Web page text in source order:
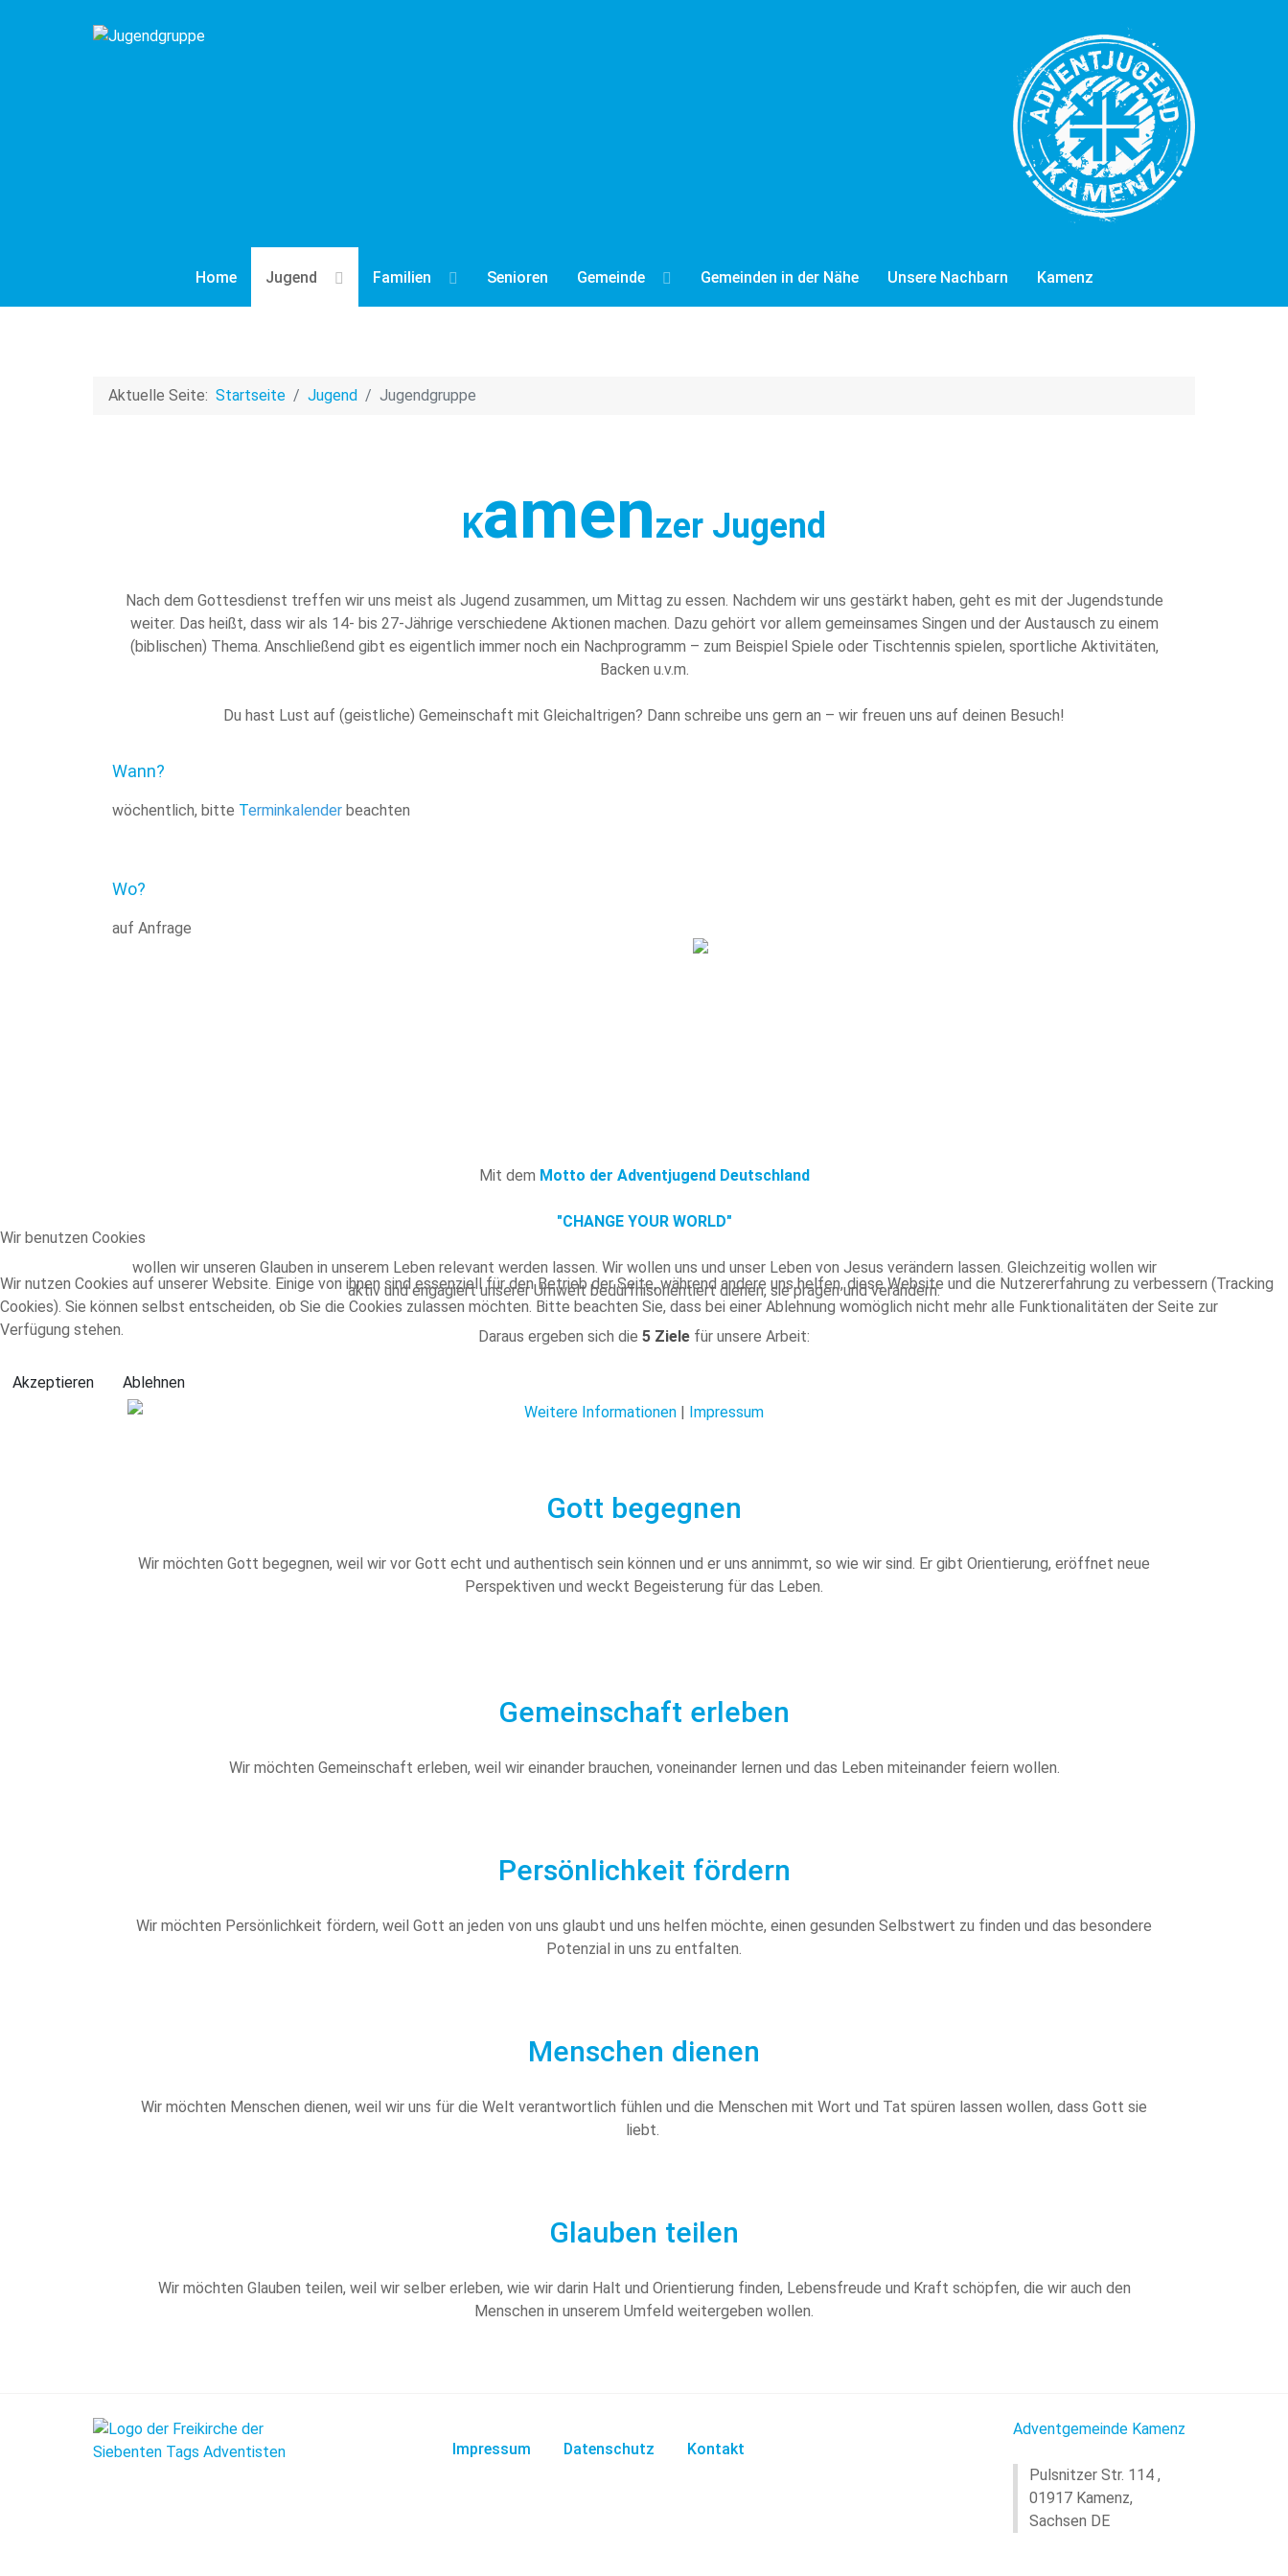
Home Jugend Familien Senioren Gemeinde Gemeinden in der Nähe Unsere Nachbarn Kamenz
Aktuelle Seite: Startseite Jugend Jugendgruppe
Kamenzer Jugend
Nach dem Gottesdienst treffen wir uns meist als Jugend zusammen, um Mittag zu essen. Nachdem wir uns gestärkt haben, geht es mit der Jugendstunde
weiter. Das heißt, dass wir als 14- bis 27-Jährige verschiedene Aktionen machen. Dazu gehört vor allem gemeinsames Singen und der Austausch zu einem
(biblischen) Thema. Anschließend gibt es eigentlich immer noch ein Nachprogramm – zum Beispiel Spiele oder Tischtennis spielen, sportliche Aktivitäten,
Backen u.v.m.
Du hast Lust auf (geistliche) Gemeinschaft mit Gleichaltrigen? Dann schreibe uns gern an – wir freuen uns auf deinen Besuch!
Wann?
wöchentlich, bitte Terminkalender beachten
Wo?
auf Anfrage
Mit dem Motto der Adventjugend Deutschland
"CHANGE YOUR WORLD"
wollen wir unseren Glauben in unserem Leben relevant werden lassen. Wir wollen uns und unser Leben von Jesus verändern lassen. Gleichzeitig wollen wir
aktiv und engagiert unserer Umwelt bedürfnisorientiert dienen, sie prägen und verändern.
Daraus ergeben sich die 5 Ziele für unsere Arbeit:
Gott begegnen
Wir möchten Gott begegnen, weil wir vor Gott echt und authentisch sein können und er uns annimmt, so wie wir sind. Er gibt Orientierung, eröffnet neue
Perspektiven und weckt Begeisterung für das Leben.
Gemeinschaft erleben
Wir möchten Gemeinschaft erleben, weil wir einander brauchen, voneinander lernen und das Leben miteinander feiern wollen.
Persönlichkeit fördern
Wir möchten Persönlichkeit fördern, weil Gott an jeden von uns glaubt und uns helfen möchte, einen gesunden Selbstwert zu finden und das besondere
Potenzial in uns zu entfalten.
Menschen dienen
Wir möchten Menschen dienen, weil wir uns für die Welt verantwortlich fühlen und die Menschen mit Wort und Tat spüren lassen wollen, dass Gott sie
liebt.
Glauben teilen
Wir möchten Glauben teilen, weil wir selber erleben, wie wir darin Halt und Orientierung finden, Lebensfreude und Kraft schöpfen, die wir auch den
Menschen in unserem Umfeld weitergeben wollen.
Impressum Datenschutz Kontakt
Adventgemeinde Kamenz
Pulsnitzer Str. 114 ,
01917 Kamenz,
Sachsen DE
Wir benutzen Cookies
Wir nutzen Cookies auf unserer Website. Einige von ihnen sind essenziell für den Betrieb der Seite, während andere uns helfen, diese Website und die Nutzererfahrung zu verbessern (Tracking
Cookies). Sie können selbst entscheiden, ob Sie die Cookies zulassen möchten. Bitte beachten Sie, dass bei einer Ablehnung womöglich nicht mehr alle Funktionalitäten der Seite zur
Verfügung stehen.
Akzeptieren
Ablehnen
Weitere Informationen | Impressum